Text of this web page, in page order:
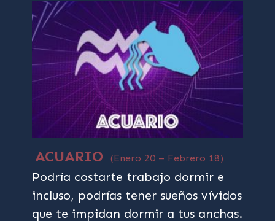
ACUARIO (Enero 20 – Febrero 18)
Podría costarte trabajo dormir e
incluso, podrías tener sueños vívidos
que te impidan dormir a tus anchas.